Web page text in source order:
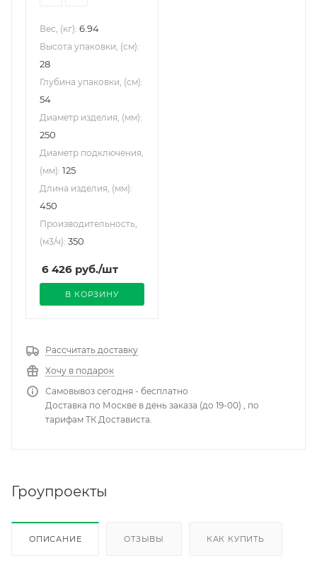
Вес, (кг): 6.94
Высота упаковки, (см):
28
Глубина упаковки, (см):
54
Диаметр изделия, (мм):
250
Диаметр подключения,
(мм): 125
Длина изделия, (мм):
450
Производительность,
(м3/ч): 350
6 426 руб./шт
В КОРЗИНУ
Рассчитать доставку
Хочу в подарок
Самовывоз сегодня - бесплатно
Доставка по Москве в день заказа (до 19-00) , по
тарифам ТК Достависта.
Гроупроекты
ОПИСАНИЕ ОТЗЫВЫ КАК КУПИТЬ